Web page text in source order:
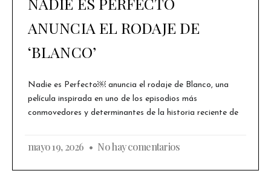
ANUNCIA EL RODAJE DE
‘BLANCO’
Nadie es Perfecto￼ anuncia el rodaje de Blanco, una
película inspirada en uno de los episodios más
conmovedores y determinantes de la historia reciente de
mayo 19, 2026 No hay comentarios